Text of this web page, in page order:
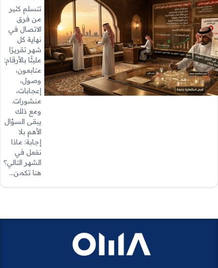
تتسلم كثير
من فرق
الاتصال في
نهاية كل
شهر تقريرًا
مليئًا بالأرقام:
متابعون،
وصول،
إعجابات،
منشورات.
ومع ذلك
يبقى السؤال
الأهم بلا
إجابة: ماذا
نفعل في
الشهر التالي؟
هنا تكمن…